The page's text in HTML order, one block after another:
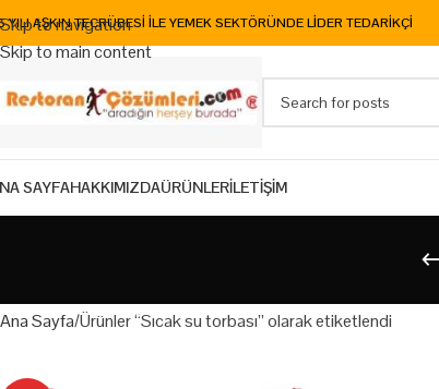
Skip to navigation
Skip to main content
YILI AŞKIN TECRÜBESİ İLE YEMEK SEKTÖRÜNDE LİDER TEDARİKÇİ
SAYFAHAKKIMIZDAÜRÜNLERİLETİŞİM
Ana Sayfa Ürünler “Sıcak su torbası” olarak etiketlendi